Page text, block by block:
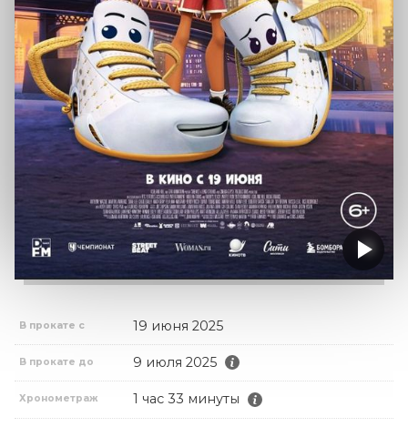
В прокате с 19 июня 2025
В прокате до 9 июля 2025
Хронометраж 1 час 33 минуты